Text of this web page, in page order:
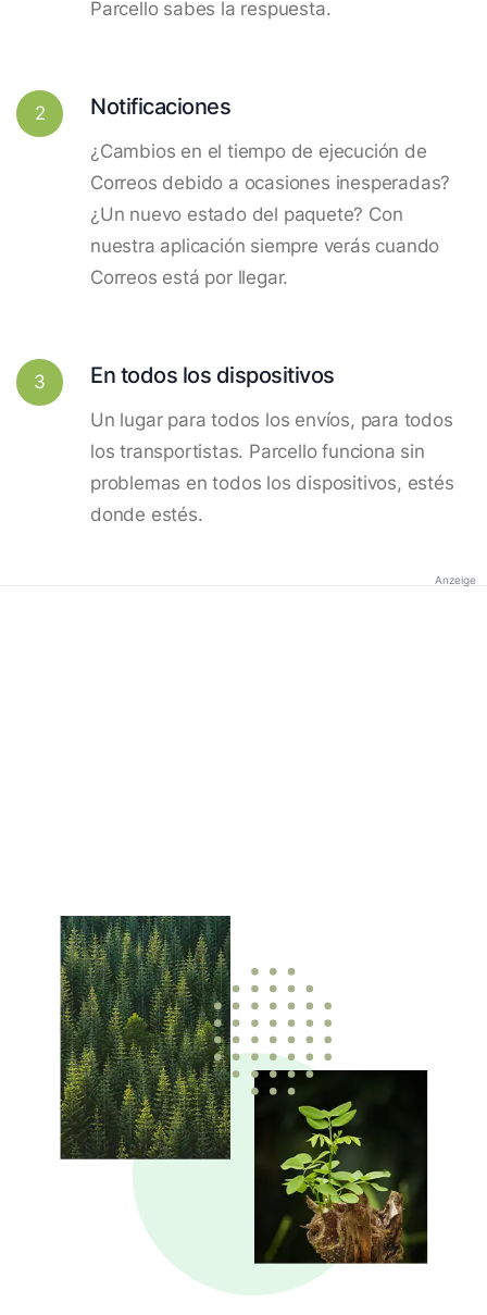
Parcello sabes la respuesta.
2 Notificaciones
¿Cambios en el tiempo de ejecución de
Correos debido a ocasiones inesperadas?
¿Un nuevo estado del paquete? Con
nuestra aplicación siempre verás cuando
Correos está por llegar.
3 En todos los dispositivos
Un lugar para todos los envíos, para todos
los transportistas. Parcello funciona sin
problemas en todos los dispositivos, estés
donde estés.
Anzeige